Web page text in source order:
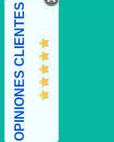
OPINIONES CLIENTES